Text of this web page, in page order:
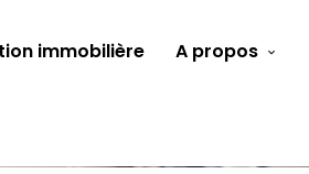
immobilière A propos